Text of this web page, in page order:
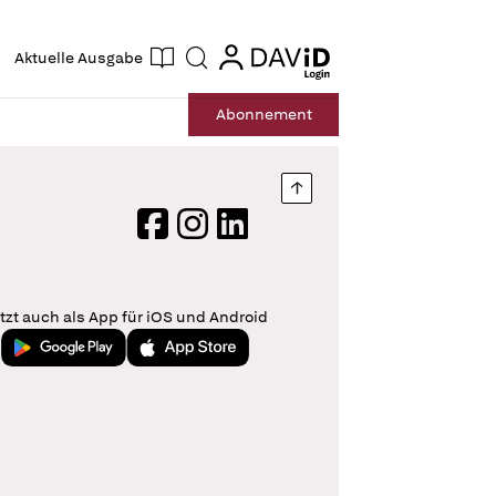
Aktuelle Ausgabe Suche login
login
Abonnement
Nach oben springen
FacebookInstagram
LinkedIn
auch als App für iOS und Android
Jetzt bei Google PlayLaden im App Store